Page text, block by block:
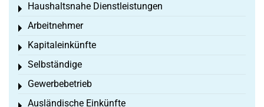
Haushaltsnahe Dienstleistungen
Toggle menu
Arbeitnehmer
Toggle menu
Kapitaleinkünfte
Toggle menu
Selbständige
Toggle menu
Gewerbebetrieb
Toggle menu
Ausländische Einkünfte